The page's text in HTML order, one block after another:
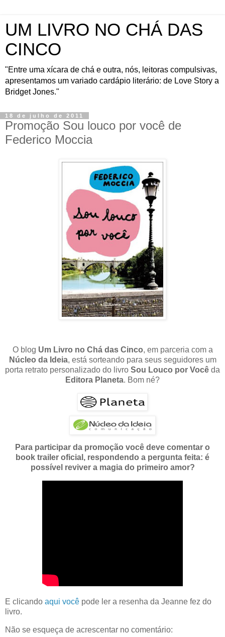
UM LIVRO NO CHÁ DAS
CINCO
"Entre uma xícara de chá e outra, nós, leitoras compulsivas,
apresentamos um variado cardápio literário: de Love Story a
Bridget Jones."
18 de julho de 2011
Promoção Sou louco por você de
Federico Moccia
O blog Um Livro no Chá das Cinco, em parceria com a
Núcleo da Ideia, está sorteando para seus seguidores um
porta retrato personalizado do livro Sou Louco por Você da
Editora Planeta. Bom né?
Para participar da promoção você deve comentar o
book trailer oficial, respondendo a pergunta feita: é
possível reviver a magia do primeiro amor?
E clicando aqui você pode ler a resenha da Jeanne fez do
livro.
Não se esqueça de acrescentar no comentário: